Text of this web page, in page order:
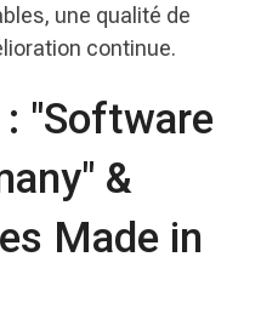
une qualité de
continue.
"Software
&
Made in